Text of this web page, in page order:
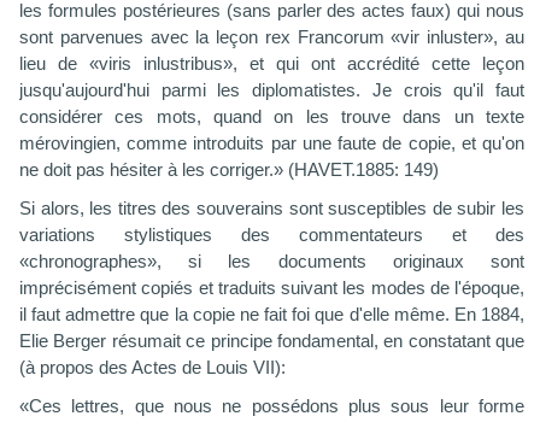
les formules postérieures (sans parler des actes faux) qui nous
sont parvenues avec la leçon rex Francorum «vir inluster», au
lieu de «viris inlustribus», et qui ont accrédité cette leçon
jusqu'aujourd'hui parmi les diplomatistes. Je crois qu'il faut
considérer ces mots, quand on les trouve dans un texte
mérovingien, comme introduits par une faute de copie, et qu'on
ne doit pas hésiter à les corriger.» (HAVET.1885: 149)
Si alors, les titres des souverains sont susceptibles de subir les
variations stylistiques des commentateurs et des
«chronographes», si les documents originaux sont
imprécisément copiés et traduits suivant les modes de l'époque,
il faut admettre que la copie ne fait foi que d'elle même. En 1884,
Elie Berger résumait ce principe fondamental, en constatant que
(à propos des Actes de Louis VII):
«Ces lettres, que nous ne possédons plus sous leur forme